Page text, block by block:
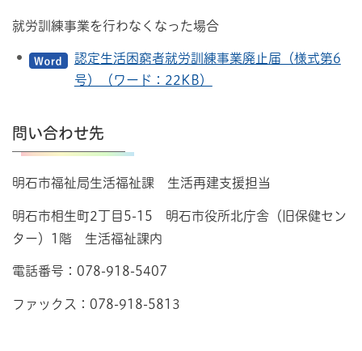
就労訓練事業を行わなくなった場合
認定生活困窮者就労訓練事業廃止届（様式第6
号）（ワード：22KB）
問い合わせ先
明石市福祉局生活福祉課 生活再建支援担当
明石市相生町2丁目5-15 明石市役所北庁舎（旧保健セン
ター）1階 生活福祉課内
電話番号：078-918-5407
ファックス：078-918-5813